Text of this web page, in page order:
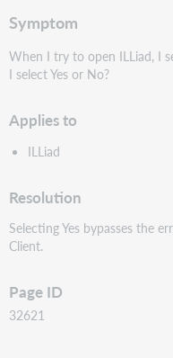
Symptom
When I try to open ILLiad, I
I select Yes or No?
Applies to
ILLiad
Resolution
Selecting Yes bypasses the
Client.
Page ID
32621